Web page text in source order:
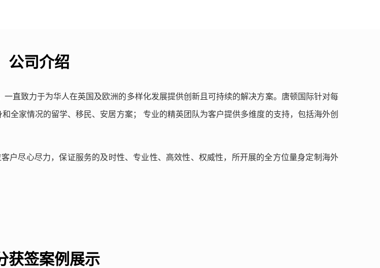
公司介绍
直致力于为华人在英国及欧洲的多样化发展提供创新且可持续的解决方案。唐顿国际针对每
全家情况的留学、移民、安居方案； 专业的精英团队为客户提供多维度的支持，包括海外创
户尽心尽力，保证服务的及时性、专业性、高效性、权威性，所开展的全方位量身定制海外
获签案例展示